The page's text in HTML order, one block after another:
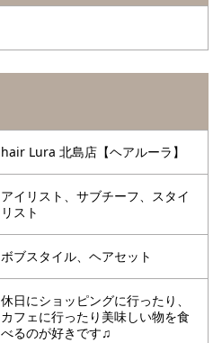
hair Lura 北島店【ヘアルーラ】
アイリスト、サブチーフ、スタイ
リスト
ボブスタイル、ヘアセット
休日にショッピングに行ったり、
カフェに行ったり美味しい物を食
べるのが好きです♫